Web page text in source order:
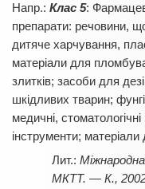
Напр.: Клас 5:
препарати: речовини,
дитяче харчування,
матеріали для
злитків; засоби для
шкідливих тварин;
медичні,
інструменти;
МКТТ. — К.,